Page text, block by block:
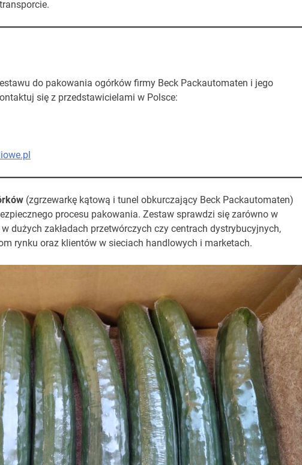
do pakowania ogórków firmy Beck Packautomaten i jego
się z przedstawicielami w Polsce:
(zgrzewarkę kątową i tunel obkurczający Beck Packautomaten)
procesu pakowania. Zestaw sprawdzi się zarówno w
dużych zakładach przetwórczych czy centrach dystrybucyjnych,
rynku oraz klientów w sieciach handlowych i marketach.